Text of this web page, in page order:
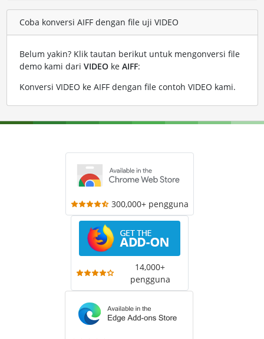
Coba konversi AIFF dengan file uji VIDEO
Belum yakin? Klik tautan berikut untuk mengonversi file
demo kami dari VIDEOke AIFF:
Konversi VIDEO ke AIFF dengan file contoh VIDEO kami.
300,000+ pengguna
14,000+
pengguna